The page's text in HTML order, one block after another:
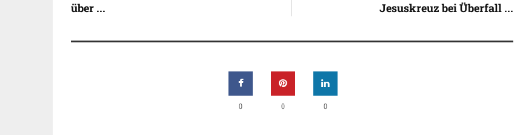
über ...
Jesuskreuz bei Überfall ...
0 0 0